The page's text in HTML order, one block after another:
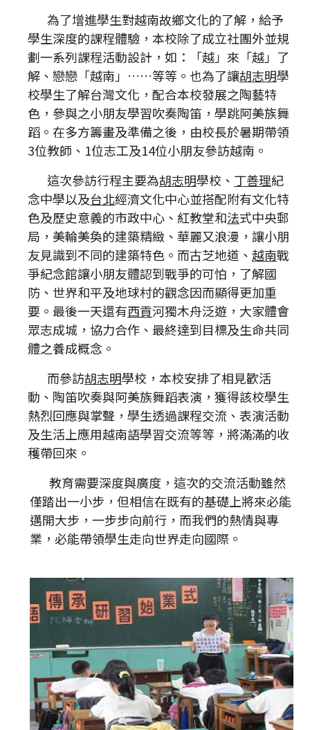
為了增進學生對越南故鄉文化的了解，給予
學生深度的課程體驗，本校除了成立社團外並規
劃一系列課程活動設計，如：「越」來「越」了
解、戀戀「越南」……等等。也為了讓胡志明學
校學生了解台灣文化，配合本校發展之陶藝特
色，參與之小朋友學習吹奏陶笛，學跳阿美族舞
蹈。在多方籌畫及準備之後，由校長於暑期帶領
3位教師、1位志工及14位小朋友參訪越南。
這次參訪行程主要為胡志明學校、 丁善理紀
念中學以及台北經濟文化中心並搭配附有文化特
色及歷史意義的市政中心、紅教堂和法式中央郵
局，美輪美奐的建築精緻、華麗又浪漫，讓小朋
友見識到不同的建築特色。而古芝地道、 越南戰
爭紀念館讓小朋友體認到戰爭的可怕，了解國
防、世界和平及地球村的觀念因而顯得更加重
要。最後一天還有西貢河獨木舟泛遊，大家體會
眾志成城，協力合作、最終達到目標及生命共同
體之養成概念。
而參訪胡志明學校，本校安排了相見歡活
動、陶笛吹奏與阿美族舞蹈表演，獲得該校學生
熱烈回應與掌聲，學生透過課程交流、表演活動
及生活上應用越南語學習交流等等，將滿滿的收
穫帶回來。
教育需要深度與廣度，這次的交流活動雖然
僅踏出一小步，但相信在既有的基礎上將來必能
邁開大步，一步步向前行，而我們的熱情與專
業，必能帶領學生走向世界走向國際。